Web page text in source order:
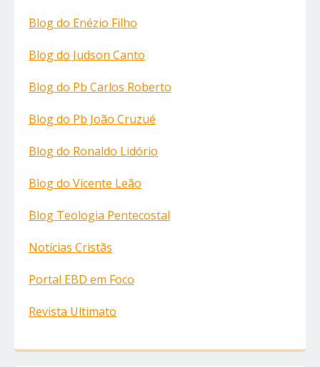
Blog do Enézio Filho
Blog do Judson Canto
Blog do Pb Carlos Roberto
Blog do Pb João Cruzué
Blog do Ronaldo Lidório
Blog do Vicente Leão
Blog Teologia Pentecostal
Notícias Cristãs
Portal EBD em Foco
Revista Ultimato